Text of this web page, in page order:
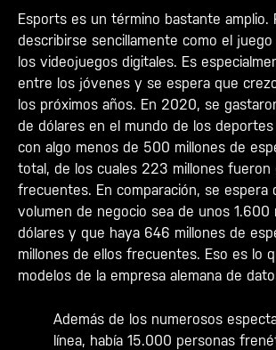
Esports es un término bastante amplio.
describirse sencillamente como el
los videojuegos digitales. Es
entre los jóvenes y se espera que
los próximos años. En 2020, se
de dólares en el mundo de los
con algo menos de 500 millones de
total, de los cuales 223 millones fueron
frecuentes. En comparación, se
volumen de negocio sea de unos 1.600
dólares y que haya 646 millones de
millones de ellos frecuentes. Eso es lo
modelos de la empresa alemana de
Además de los numerosos
línea, había 15.000 personas